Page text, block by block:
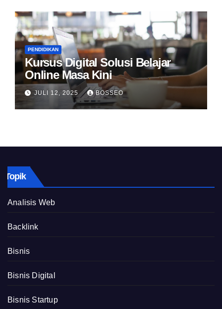
PENDIDIKAN
Kursus Digital Solusi Belajar
Online Masa Kini
JULI 12, 2025 BOSSEO
Topik
Analisis Web
Backlink
Bisnis
Bisnis Digital
Bisnis Startup